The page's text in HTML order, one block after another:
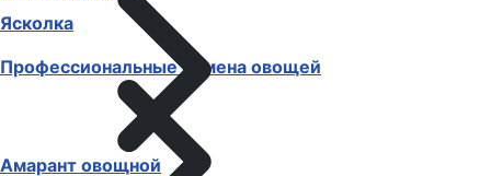
Ясколка
Профессиональные семена овощей
Амарант овощной